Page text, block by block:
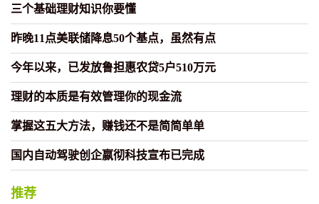
三个基础理财知识你要懂
昨晚11点美联储降息50个基点，虽然有点
今年以来，已发放鲁担惠农贷5户510万元
理财的本质是有效管理你的现金流
掌握这五大方法，赚钱还不是简简单单
国内自动驾驶创企嬴彻科技宣布已完成
推荐